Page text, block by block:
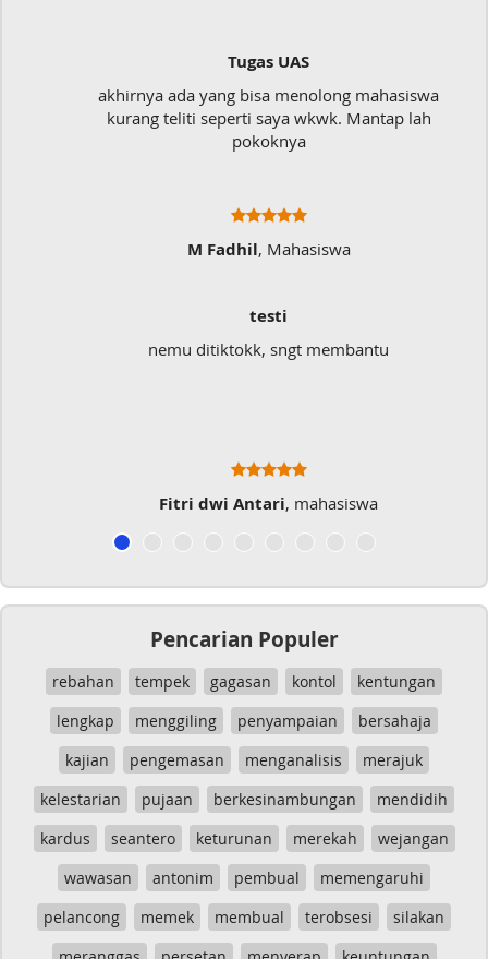
Tugas UAS
akhirnya ada yang bisa menolong mahasiswa
kurang teliti seperti saya wkwk. Mantap lah
pokoknya
M Fadhil, Mahasiswa
testi
nemu ditiktokk, sngt membantu
Fitri dwi Antari, mahasiswa
Pencarian Populer
rebahan tempek gagasan kontol
kentungan
lengkap
menggiling penyampaian
bersahaja
kajian
pengemasan menganalisis
merajuk
kelestarian
pujaan berkesinambungan
mendidih
kardus
seantero keturunan merekah
wejangan
wawasan
antonim pembual
memengaruhi
pelancong
memek membual terobsesi
silakan